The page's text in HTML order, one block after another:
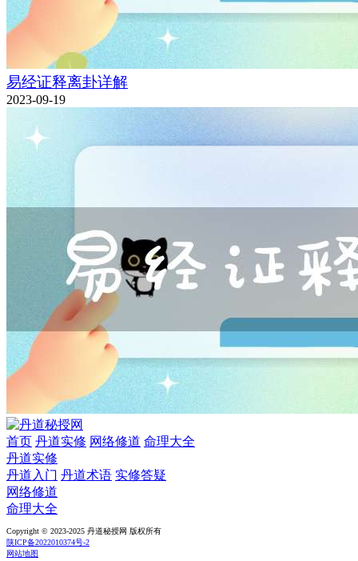
易经证释离卦详解
2023-09-19
首页 丹道实修 网络修道 命理大全
丹道实修
丹道入门 丹道术语 实修答疑
网络修道
命理大全
Copyright © 2023-2025 丹道秘授网 版权所有
陕ICP备2022010374号-2
网站地图